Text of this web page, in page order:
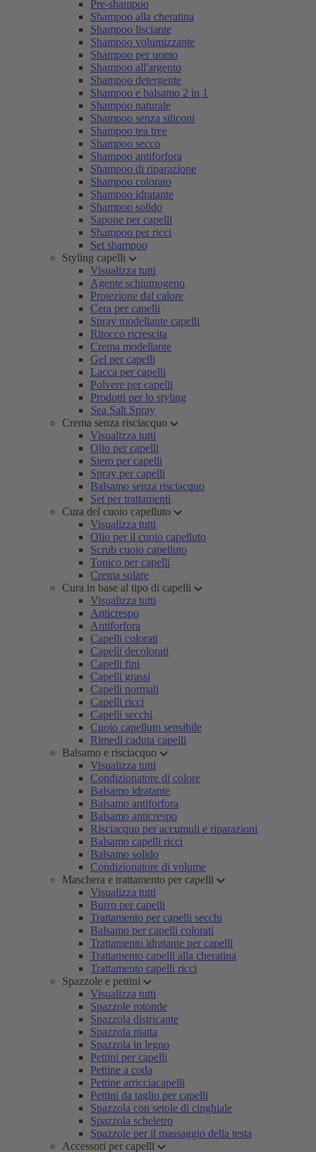
Pre-shampoo
Shampoo alla cheratina
Shampoo lisciante
Shampoo volumizzante
Shampoo per uomo
Shampoo all'argento
Shampoo detergente
Shampoo e balsamo 2 in 1
Shampoo naturale
Shampoo senza siliconi
Shampoo tea tree
Shampoo secco
Shampoo antiforfora
Shampoo di riparazione
Shampoo colorato
Shampoo idratante
Shampoo solido
Sapone per capelli
Shampoo per ricci
Set shampoo
Styling capelli
Visualizza tutti
Agente schiumogeno
Protezione dal calore
Cera per capelli
Spray modellante capelli
Ritocco ricrescita
Crema modellante
Gel per capelli
Lacca per capelli
Polvere per capelli
Prodotti per lo styling
Sea Salt Spray
Crema senza risciacquo
Visualizza tutti
Olio per capelli
Siero per capelli
Spray per capelli
Balsamo senza risciacquo
Set per trattamenti
Cura del cuoio capelluto
Visualizza tutti
Olio per il cuoio capelluto
Scrub cuoio capelluto
Tonico per capelli
Crema solare
Cura in base al tipo di capelli
Visualizza tutti
Anticrespo
Antiforfora
Capelli colorati
Capelli decolorati
Capelli fini
Capelli grassi
Capelli normali
Capelli ricci
Capelli secchi
Cuoio capelluto sensibile
Rimedi caduta capelli
Balsamo e risciacquo
Visualizza tutti
Condizionatore di colore
Balsamo idratante
Balsamo antiforfora
Balsamo anticrespo
Risciacquo per accumuli e riparazioni
Balsamo capelli ricci
Balsamo solido
Condizionatore di volume
Maschera e trattamento per capelli
Visualizza tutti
Burro per capelli
Trattamento per capelli secchi
Balsamo per capelli colorati
Trattamento idratante per capelli
Trattamento capelli alla cheratina
Trattamento capelli ricci
Spazzole e pettini
Visualizza tutti
Spazzole rotonde
Spazzola districante
Spazzola piatta
Spazzola in legno
Pettini per capelli
Pettine a coda
Pettine arricciacapelli
Pettini da taglio per capelli
Spazzola con setole di cinghiale
Spazzola scheletro
Spazzole per il massaggio della testa
Accessori per capelli